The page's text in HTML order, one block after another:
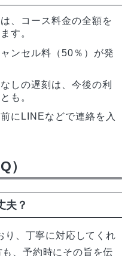
、コース料金の全額を
す。
ンセル料（50％）が発
しの遅刻は、今後の利
も。
にLINEなどで連絡を入
）
夫？
り、丁寧に対応してくれ
、予約時にその旨を伝